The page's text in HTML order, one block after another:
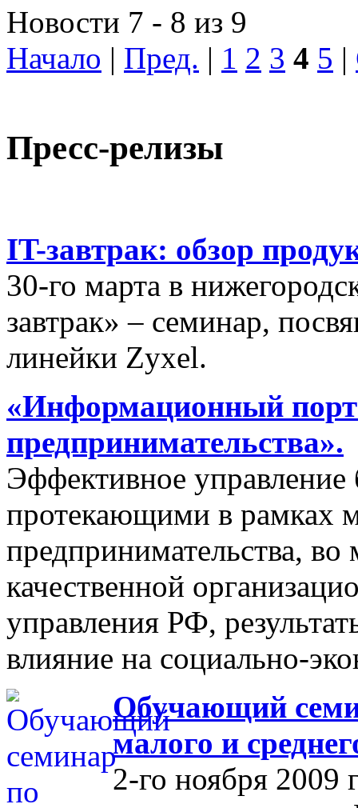
Новости 7 - 8 из 9
Начало | Пред. | 1 2 3 4 5 |
Пресс-релизы
IT-завтрак: обзор
30-го марта в
завтрак» – семинар,
линейки Zyxel.
«Информационный
предпринимательства».
Эффективное управление
протекающими в рамках
предпринимательства,
качественной
управления РФ,
влияние на социально-
Обучающий
малого и
2-го ноября 2009